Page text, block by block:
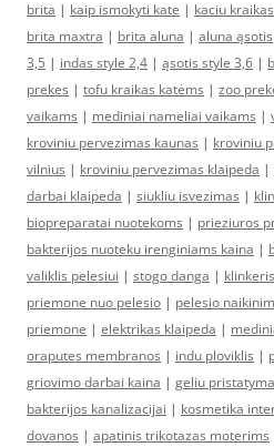
brita | kaip ismokyti kate | kaciu
brita maxtra | brita aluna | aluna ąsotis
3,5 | indas style 2,4 | ąsotis style 3,6 |
prekes | tofu kraikas katėms | zoo
vaikams | mediniai nameliai vaikams |
kroviniu pervezimas kaunas | kroviniu
vilnius | kroviniu pervezimas klaipeda |
darbai klaipeda | siukliu isvezimas |
biopreparatai nuotekoms | prieziuros
bakterijos nuoteku irenginiams kaina |
valiklis pelesiui | stogo danga | klinkeris
priemone nuo pelesio | pelesio
priemone | elektrikas klaipeda |
oraputes membranos | indu ploviklis |
griovimo darbai kaina | geliu
bakterijos kanalizacijai | kosmetika
dovanos | apatinis trikotazas moterims